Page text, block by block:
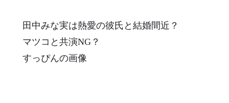
田中みな実は熱愛の彼氏と結婚間近？
マツコと共演NG？
すっぴんの画像